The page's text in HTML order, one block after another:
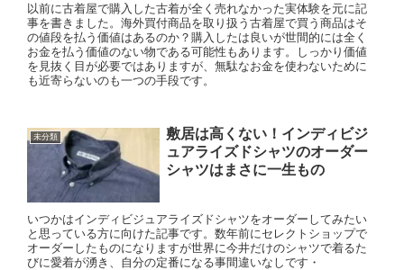
以前に古着屋で購入した古着が全く売れなかった実体験を元に記
事を書きました。海外買付商品を取り扱う古着屋で買う商品はそ
の値段を払う価値はあるのか？購入したは良いが世間的には全く
お金を払う価値のない物である可能性もあります。しっかり価値
を見抜く目が必要ではありますが、無駄なお金を使わないために
も近寄らないのも一つの手段です。
未分類
敷居は高くない！インディビジ
ュアライズドシャツのオーダー
シャツはまさに一生もの
いつかはインディビジュアライズドシャツをオーダーしてみたい
と思っている方に向けた記事です。数年前にセレクトショップで
オーダーしたものになりますが世界に今井だけのシャツで着るた
びに愛着が湧き、自分の定番になる事間違いなしです・